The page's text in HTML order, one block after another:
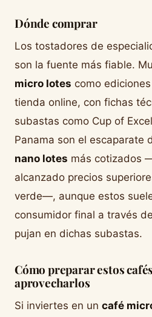
Dónde comprar
Los tostadores de
son la fuente más fiable.
micro lotes como
tienda online, con fichas
subastas como Cup of
Panama son el escaparate
nano lotes más cotizados
alcanzado precios
verde—, aunque estos
consumidor final a través
pujan en dichas subastas.
Cómo preparar estos
aprovecharlos
Si inviertes en un café